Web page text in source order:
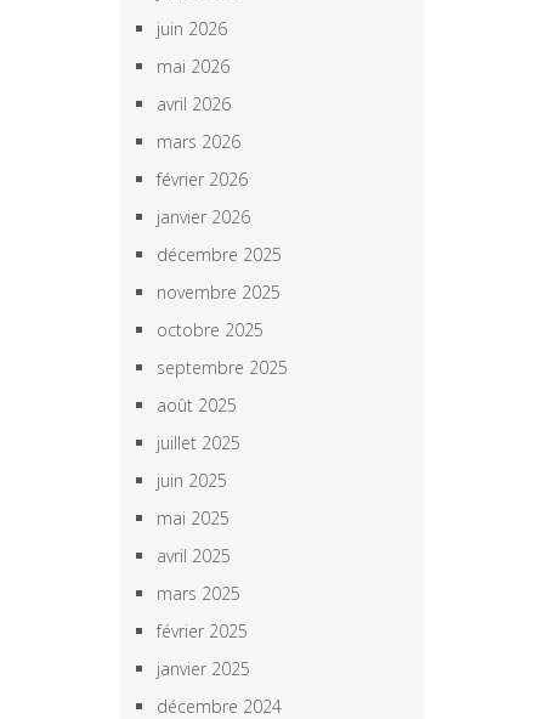
juin 2026
mai 2026
avril 2026
mars 2026
février 2026
janvier 2026
décembre 2025
novembre 2025
octobre 2025
septembre 2025
août 2025
juillet 2025
juin 2025
mai 2025
avril 2025
mars 2025
février 2025
janvier 2025
décembre 2024